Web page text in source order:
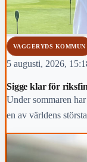
VAGGERYDS KOMMUN
5 augusti, 2026,
Sigge klar för
Under sommaren
en av världens